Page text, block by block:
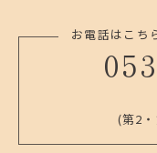
お電話はこち
(第2